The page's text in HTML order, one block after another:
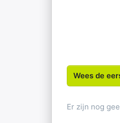
Wees de
Er zijn nog